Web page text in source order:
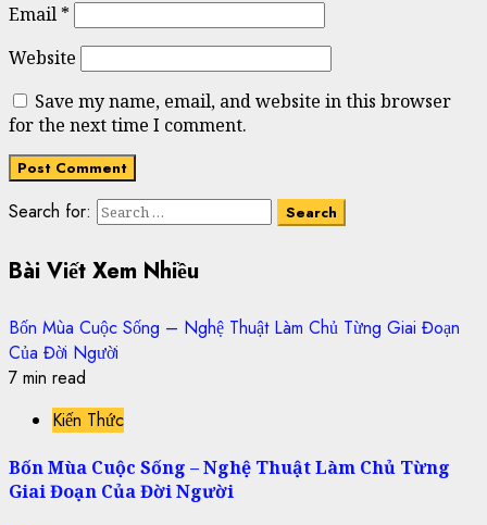
Email *
Website
Save my name, email, and website in this browser
for the next time I comment.
Search for:
Bài Viết Xem Nhiều
Bốn Mùa Cuộc Sống – Nghệ Thuật Làm Chủ Từng Giai Đoạn
Của Đời Người
7 min read
Kiến Thức
Bốn Mùa Cuộc Sống – Nghệ Thuật Làm Chủ Từng
Giai Đoạn Của Đời Người